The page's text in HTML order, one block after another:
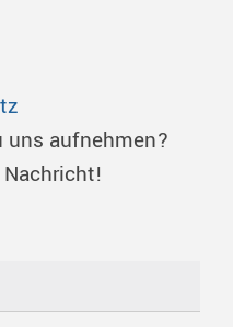
aufnehmen?